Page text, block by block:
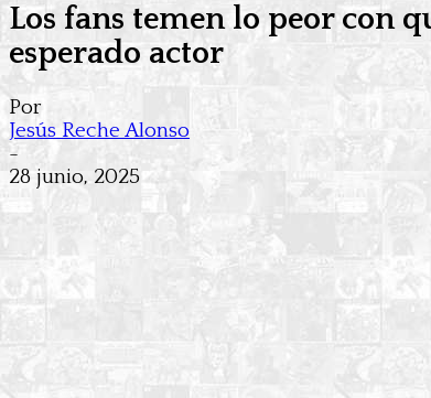
Los fans temen lo peor con
esperado actor
Por
Jesús Reche Alonso
-
28 junio, 2025